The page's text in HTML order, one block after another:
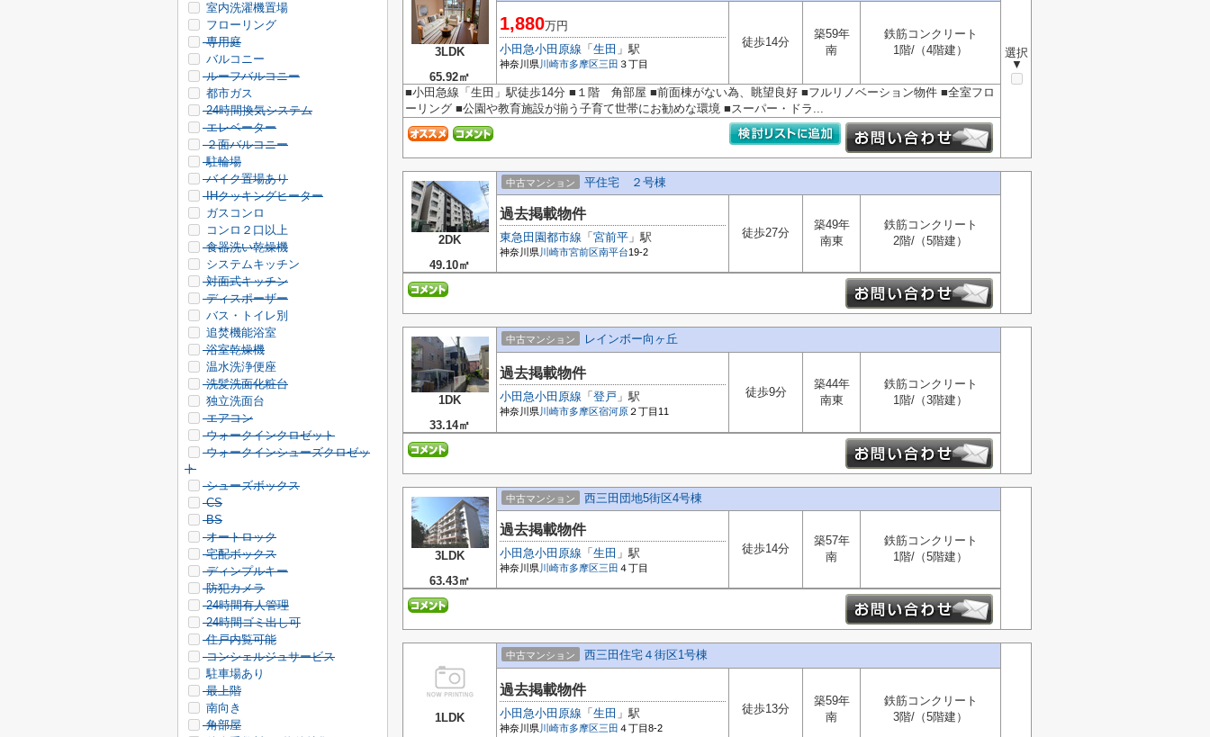
3LDK
65.92㎡
選択
▼
1,880万円
小田急小田原線 「 生田 」駅
神奈川県川崎市多摩区 三田 ３丁目
徒歩14分
築59年
南
鉄筋コンクリート
1階/（4階建）
■小田急線「生田」駅徒歩14分 ■１階 角部屋 ■前面棟がない為、眺望良好 ■フルリノベーション物件 ■全室フロ
ーリング ■公園や教育施設が揃う子育て世帯にお勧めな環境 ■スーパー・ドラ...
2DK
49.10㎡
中古マンション 平住宅 ２号棟
過去掲載物件
東急田園都市線 「 宮前平 」駅
神奈川県川崎市宮前区南平台19-2
徒歩27分
築49年
南東
鉄筋コンクリート
2階/（5階建）
1DK
33.14㎡
中古マンション レインボー向ヶ丘
過去掲載物件
小田急小田原線 「 登戸 」駅
神奈川県川崎市多摩区宿河原 ２丁目11
徒歩9分
築44年
南東
鉄筋コンクリート
1階/（3階建）
3LDK
63.43㎡
中古マンション 西三田団地5街区4号棟
過去掲載物件
小田急小田原線 「 生田 」駅
神奈川県川崎市多摩区 三田 ４丁目
徒歩14分
築57年
南
鉄筋コンクリート
1階/（5階建）
1LDK
中古マンション 西三田住宅４街区1号棟
過去掲載物件
小田急小田原線 「 生田 」駅
神奈川県川崎市多摩区 三田 ４丁目8-2
徒歩13分
築59年
南
鉄筋コンクリート
3階/（5階建）
室内洗濯機置場
フローリング
専用庭
バルコニー
ルーフバルコニー
都市ガス
24時間換気システム
エレベーター
２面バルコニー
駐輪場
バイク置場あり
IHクッキングヒーター
ガスコンロ
コンロ２口以上
食器洗い乾燥機
システムキッチン
対面式キッチン
ディスポーザー
バス・トイレ別
追焚機能浴室
浴室乾燥機
温水洗浄便座
洗髪洗面化粧台
独立洗面台
エアコン
ウォークインクロゼット
ウォークインシューズクロゼッ
ト
シューズボックス
CS
BS
オートロック
宅配ボックス
ディンプルキー
防犯カメラ
24時間有人管理
24時間ゴミ出し可
住戸内覧可能
コンシェルジュサービス
駐車場あり
最上階
南向き
角部屋